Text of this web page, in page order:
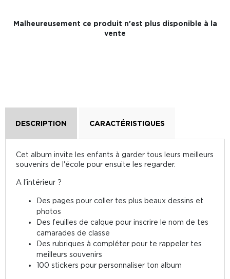
Malheureusement ce produit n'est plus disponible à la
vente
DESCRIPTION CARACTÉRISTIQUES
Cet album invite les enfants à garder tous leurs meilleurs
souvenirs de l'école pour ensuite les regarder.
A l'intérieur ?
Des pages pour coller tes plus beaux dessins et
photos
Des feuilles de calque pour inscrire le nom de tes
camarades de classe
Des rubriques à compléter pour te rappeler tes
meilleurs souvenirs
100 stickers pour personnaliser ton album